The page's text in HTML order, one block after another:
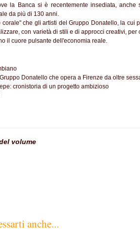
la Banca si è recentemente insediata,
da più di 130 anni.
che gli artisti del Gruppo Donatello, la cui
con varietà di stili e di approcci creativi,
il cuore pulsante dell'economia reale.
Donatello che opera a Firenze da oltre
cronistoria di un progetto ambizioso
volume
anche...